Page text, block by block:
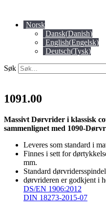
content Norsk
Dansk(Danish)
English(Engelsk)
Deutsch(Tysk)
Søk
1091.00
Massivt Dørvrider i klassisk
sammenlignet med 1090-
Leveres som standard i
Finnes i sett for
mm.
Standard
dørvrideren er godkjent i
DS/EN 1906:2012
DIN 18273-2015-07